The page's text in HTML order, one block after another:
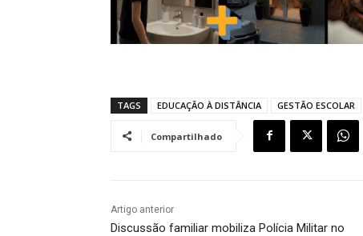
TAGS EDUCAÇÃO À DISTÂNCIA GESTÃO ESCOLAR
Compartilhado
Artigo anterior
Discussão familiar mobiliza Polícia Militar no